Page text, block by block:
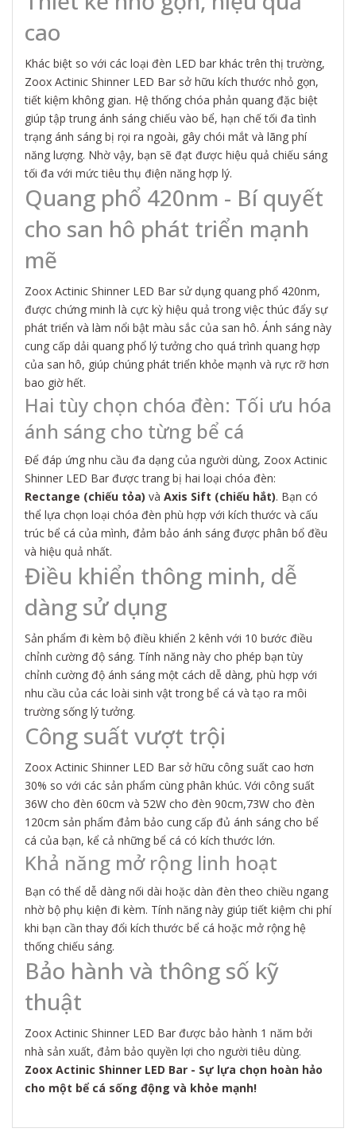
cao
Khác biệt so với các loại đèn LED bar khác trên thị trường,
Zoox Actinic Shinner LED Bar sở hữu kích thước nhỏ gọn,
tiết kiệm không gian. Hệ thống chóa phản quang đặc biệt
giúp tập trung ánh sáng chiếu vào bể, hạn chế tối đa tình
trạng ánh sáng bị rọi ra ngoài, gây chói mắt và lãng phí
năng lượng. Nhờ vậy, bạn sẽ đạt được hiệu quả chiếu sáng
tối đa với mức tiêu thụ điện năng hợp lý.
Quang phổ 420nm - Bí quyết
cho san hô phát triển mạnh
mẽ
Zoox Actinic Shinner LED Bar sử dụng quang phổ 420nm,
được chứng minh là cực kỳ hiệu quả trong việc thúc đẩy sự
phát triển và làm nổi bật màu sắc của san hô. Ánh sáng này
cung cấp dải quang phổ lý tưởng cho quá trình quang hợp
của san hô, giúp chúng phát triển khỏe mạnh và rực rỡ hơn
bao giờ hết.
Hai tùy chọn chóa đèn: Tối ưu hóa
ánh sáng cho từng bể cá
Để đáp ứng nhu cầu đa dạng của người dùng, Zoox Actinic
Shinner LED Bar được trang bị hai loại chóa đèn:
Rectange (chiếu tỏa) và Axis Sift (chiếu hắt). Bạn có
thể lựa chọn loại chóa đèn phù hợp với kích thước và cấu
trúc bể cá của mình, đảm bảo ánh sáng được phân bổ đều
và hiệu quả nhất.
Điều khiển thông minh, dễ
dàng sử dụng
Sản phẩm đi kèm bộ điều khiển 2 kênh với 10 bước điều
chỉnh cường độ sáng. Tính năng này cho phép bạn tùy
chỉnh cường độ ánh sáng một cách dễ dàng, phù hợp với
nhu cầu của các loài sinh vật trong bể cá và tạo ra môi
trường sống lý tưởng.
Công suất vượt trội
Zoox Actinic Shinner LED Bar sở hữu công suất cao hơn
30% so với các sản phẩm cùng phân khúc. Với công suất
36W cho đèn 60cm và 52W cho đèn 90cm,73W cho đèn
120cm sản phẩm đảm bảo cung cấp đủ ánh sáng cho bể
cá của bạn, kể cả những bể cá có kích thước lớn.
Khả năng mở rộng linh hoạt
Bạn có thể dễ dàng nối dài hoặc dàn đèn theo chiều ngang
nhờ bộ phụ kiện đi kèm. Tính năng này giúp tiết kiệm chi phí
khi bạn cần thay đổi kích thước bể cá hoặc mở rộng hệ
thống chiếu sáng.
Bảo hành và thông số kỹ
thuật
Zoox Actinic Shinner LED Bar được bảo hành 1 năm bởi
nhà sản xuất, đảm bảo quyền lợi cho người tiêu dùng.
Zoox Actinic Shinner LED Bar - Sự lựa chọn hoàn hảo
cho một bể cá sống động và khỏe mạnh!